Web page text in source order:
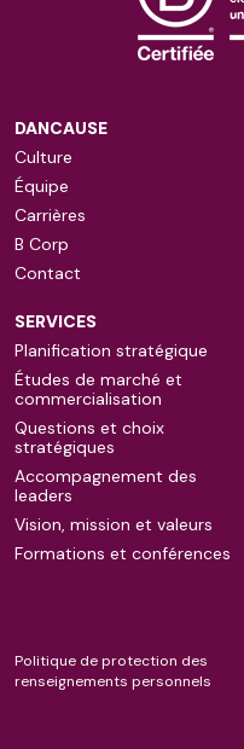
DANCAUSE
Culture
Équipe
Carrières
B Corp
Contact
SERVICES
Planification stratégique
Études de marché et
commercialisation
Questions et choix
stratégiques
Accompagnement des
leaders
Vision, mission et valeurs
Formations et conférences
Politique de protection des
renseignements personnels